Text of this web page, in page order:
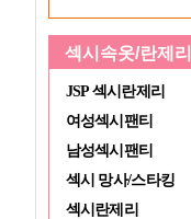
섹시속옷/란제리
JSP 섹시란제리
여성섹시팬티
남성섹시팬티
섹시 망사/스타킹
섹시란제리